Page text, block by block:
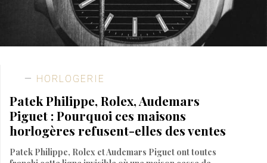
HORLOGERIE
Patek Philippe, Rolex, Audemars
Piguet : Pourquoi ces maisons
horlogères refusent-elles des ventes
Patek Philippe, Rolex et Audemars Piguet ont toutes